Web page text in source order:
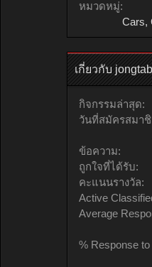
หมวดหมู่:
Cars,
เกี่ยวกับ
กิจกรรมล่าสุด:
วันที่สมัครสมา
ข้อความ:
ถูกใจที่ได้รับ:
คะแนนรางวัล:
Active
Average
% Response